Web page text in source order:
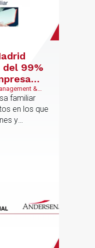
del 99%
que
familiar
&
familiar
en los que
y